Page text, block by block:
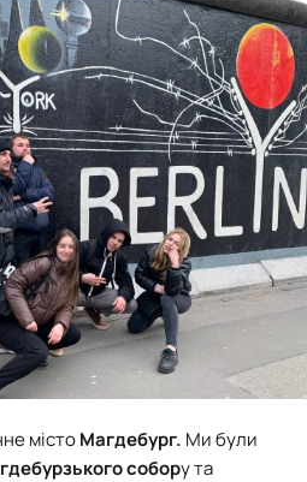
містоМагдебург. Ми були
собору та